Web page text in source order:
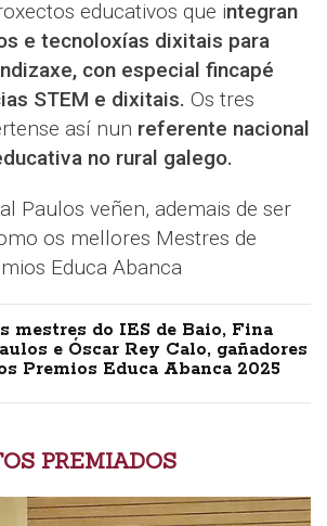
educativos que integran
e tecnoloxías dixitais para
con especial fincapé
STEM e dixitais. Os tres
así nun referente nacional
no rural galego.
Paulos veñen, ademais de ser
os mellores Mestres de
Educa Abanca
mestres do IES de Baio, Fina
e Óscar Rey Calo, gañadores
Premios Educa Abanca 2025
PREMIADOS